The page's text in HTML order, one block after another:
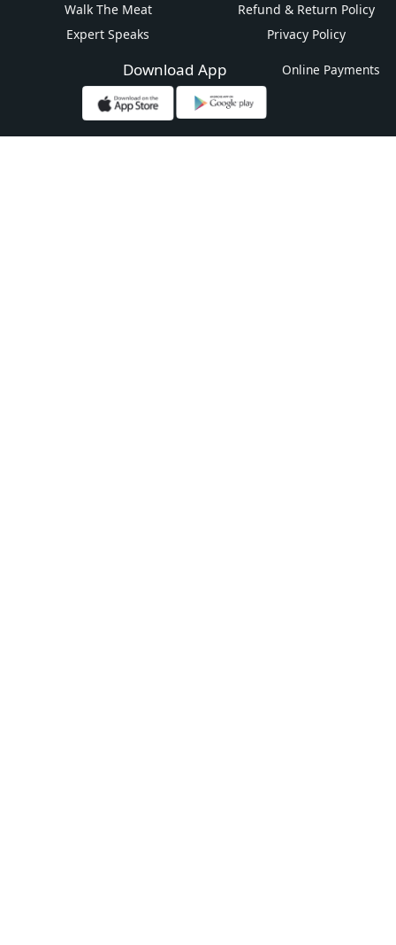
Walk The Meat
Expert Speaks
Refund & Return Policy
Privacy Policy
Download App Online Payments